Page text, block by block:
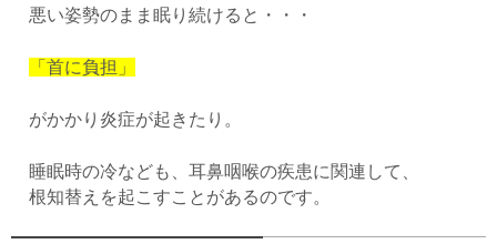
悪い姿勢のまま眠り続けると・・・
「首に負担」
がかかり炎症が起きたり。
睡眠時の冷なども、耳鼻咽喉の疾患に関連して、
根知替えを起こすことがあるのです。